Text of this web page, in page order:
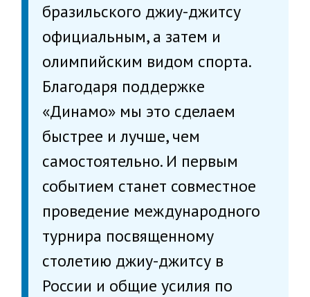
бразильского джиу-джитсу
официальным, а затем и
олимпийским видом спорта.
Благодаря поддержке
«Динамо» мы это сделаем
быстрее и лучше, чем
самостоятельно. И первым
событием станет совместное
проведение международного
турнира посвященному
столетию джиу-джитсу в
России и общие усилия по